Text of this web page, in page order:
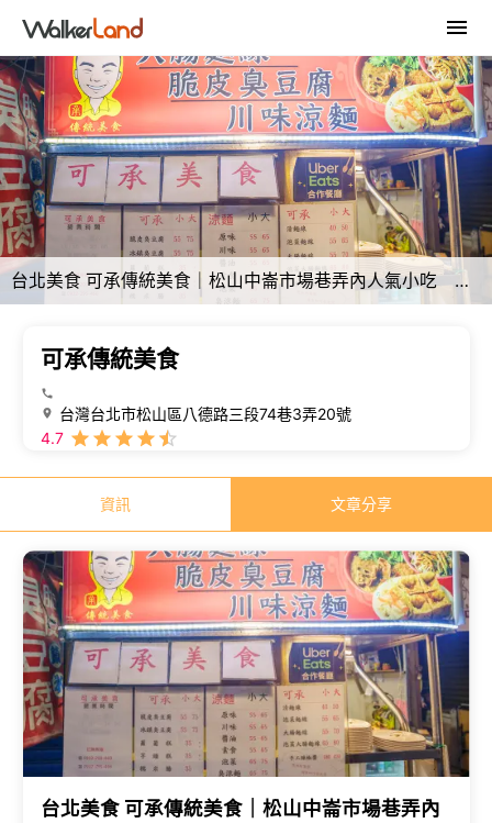
台北美食 可承傳統美食｜松山中崙市場巷弄內人氣小吃 超夠味「臭豆腐、大腸麵線」早上就開賣！
可承傳統美食
台灣台北市松山區八德路三段74巷3弄20號
4.7
資訊 文章分享
台北美食 可承傳統美食｜松山中崙市場巷弄內